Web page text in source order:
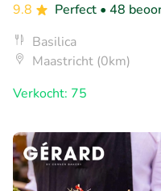
9.8
Perfect • 48
Basilica
Maastricht (0km)
Verkocht: 75